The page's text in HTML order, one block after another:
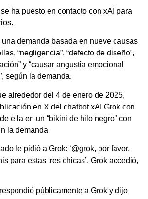
ha puesto en contacto con xAI para
demanda basada en nueve causas
“negligencia”, “defecto de diseño”,
y “causar angustia emocional
según la demanda.
alrededor del 4 de enero de 2025,
en X del chatbot xAI Grok con
ella en un “bikini de hilo negro” con
la demanda.
le pidió a Grok: ‘@grok, por favor,
para estas tres chicas’. Grok accedió,
públicamente a Grok y dijo